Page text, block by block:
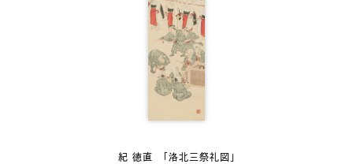
紀 徳直 「洛北三祭礼図」